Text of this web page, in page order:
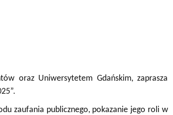
oraz Uniwersytetem Gdańskim, zaprasza
zaufania publicznego, pokazanie jego roli w